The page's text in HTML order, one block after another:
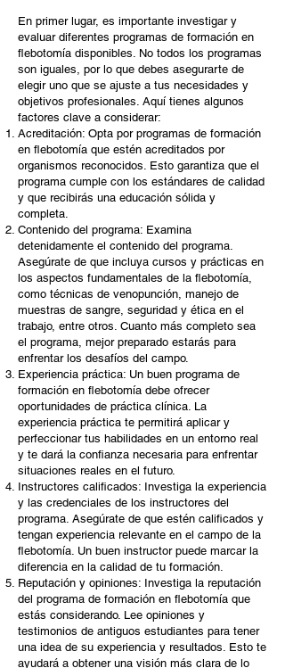
En primer lugar, es importante investigar y
evaluar diferentes programas de formación en
flebotomía disponibles. No todos los programas
son iguales, por lo que debes asegurarte de
elegir uno que se ajuste a tus necesidades y
objetivos profesionales. Aquí tienes algunos
factores clave a considerar:
Acreditación: Opta por programas de formación
en flebotomía que estén acreditados por
organismos reconocidos. Esto garantiza que el
programa cumple con los estándares de calidad
y que recibirás una educación sólida y
completa.
Contenido del programa: Examina
detenidamente el contenido del programa.
Asegúrate de que incluya cursos y prácticas en
los aspectos fundamentales de la flebotomía,
como técnicas de venopunción, manejo de
muestras de sangre, seguridad y ética en el
trabajo, entre otros. Cuanto más completo sea
el programa, mejor preparado estarás para
enfrentar los desafíos del campo.
Experiencia práctica: Un buen programa de
formación en flebotomía debe ofrecer
oportunidades de práctica clínica. La
experiencia práctica te permitirá aplicar y
perfeccionar tus habilidades en un entorno real
y te dará la confianza necesaria para enfrentar
situaciones reales en el futuro.
Instructores calificados: Investiga la experiencia
y las credenciales de los instructores del
programa. Asegúrate de que estén calificados y
tengan experiencia relevante en el campo de la
flebotomía. Un buen instructor puede marcar la
diferencia en la calidad de tu formación.
Reputación y opiniones: Investiga la reputación
del programa de formación en flebotomía que
estás considerando. Lee opiniones y
testimonios de antiguos estudiantes para tener
una idea de su experiencia y resultados. Esto te
ayudará a obtener una visión más clara de lo